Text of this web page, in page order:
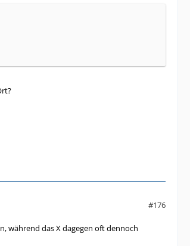
#176
während das X dagegen oft dennoch